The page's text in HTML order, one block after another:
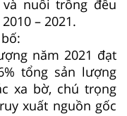
nuôi trồng đều
– 2021.
năm 2021 đạt
tổng sản lượng
xa bờ, chú trọng
xuất nguồn gốc